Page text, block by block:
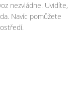
nezvládne. Uvidíte,
Navíc pomůžete